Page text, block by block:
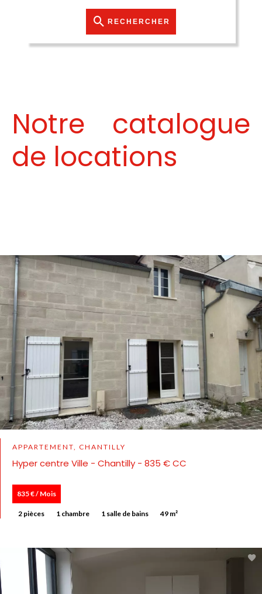
RECHERCHER
Notre catalogue
de locations
APPARTEMENT, CHANTILLY
Hyper centre Ville - Chantilly - 835 € CC
835 € / Mois
2 pièces 1 chambre 1 salle de bains 49 m²